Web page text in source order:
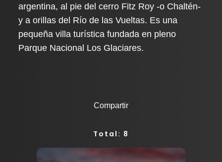
argentina, al pie del cerro Fitz Roy -o Chaltén-
y a orillas del Río de las Vueltas. Es una
pequeña villa turística fundada en pleno
Parque Nacional Los Glaciares.
Compartir
Total: 8